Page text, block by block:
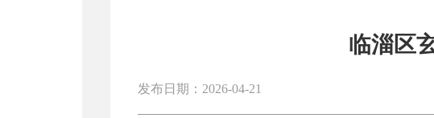
临淄区
发布日期：2026-04-21